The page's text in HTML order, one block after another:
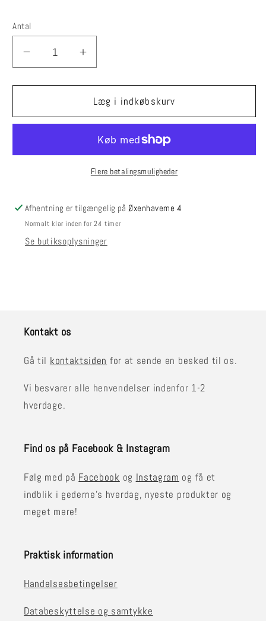
Antal
Reducer
antallet
for
Mohairstrømper
40-
Øg
antallet
for
Mohairstrømper
40-
Læg i indkøbskurv
Flere betalingsmuligheder
Afhentning er tilgængelig på Øxenhaverne 4
Normalt klar inden for 24 timer
Se butiksoplysninger
Kontakt os
Gå til kontaktsiden for at sende en besked til os.
Vi besvarer alle henvendelser indenfor 1-2
hverdage.
Find os på Facebook & Instagram
Følg med på Facebook og Instagram og få et
indblik i gederne's hverdag, nyeste produkter og
meget mere!
Praktisk information
Handelsesbetingelser
Databeskyttelse og samtykke